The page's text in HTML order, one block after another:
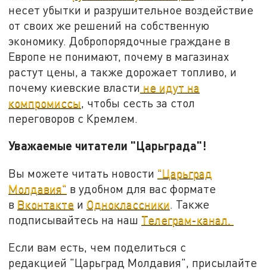
несет убытки и разрушительное воздействие
от своих же решений на собственную
экономику. Добропорядочные граждане в
Европе не понимают, почему в магазинах
растут цены, а также дорожает топливо, и
почему киевские власти не идут на
компромиссы , чтобы сесть за стол
переговоров с Кремлем.
Уважаемые читатели "Царьграда"!
Вы можете читать новости "Царьград
Молдавия" в удобном для вас формате
в Вконтакте и Одноклассники. Также
подписывайтесь на наш Телеграм-канал.
Если вам есть, чем поделиться с
редакцией "Царьград Молдавия", присылайте